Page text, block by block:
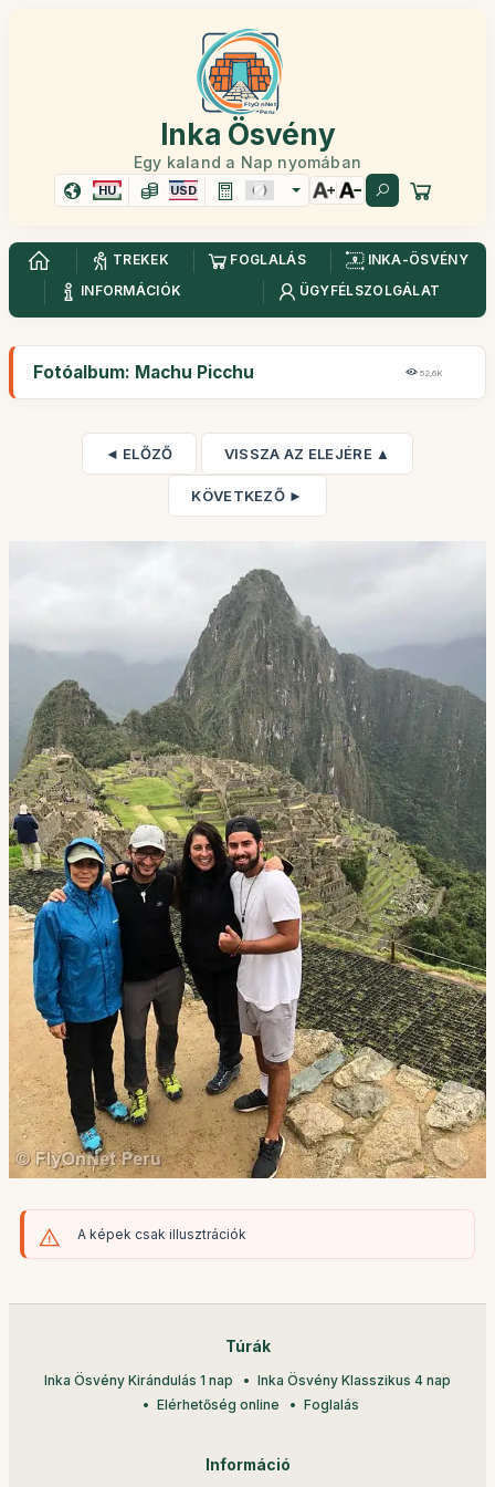
Inka Ösvény
Egy kaland a Nap nyomában
HU USD
TREKEK FOGLALÁS
INKA-ÖSVÉNY
INFORMÁCIÓK
ÜGYFÉLSZOLGÁLAT
Fotóalbum: Machu Picchu 52,6K
◄ ELŐZŐ VISSZA AZ ELEJÉRE ▲
KÖVETKEZŐ ►
A képek csak illusztrációk
Túrák
Inka Ösvény Kirándulás 1 nap
Inka Ösvény Klasszikus 4 nap
Elérhetőség online
Foglalás
Információ